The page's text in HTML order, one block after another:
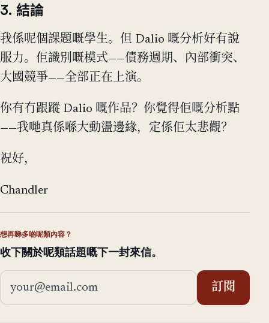
3. 結論
我係呢個課題嘅學生。但 Dalio 嘅分析好有說
服力。佢識別嘅模式——債務週期、內部衝突、
大國競爭——全部正在上演。
你有冇跟蹤 Dalio 嘅作品？你覺得佢嘅分析點
——我哋真係喺大動盪邊緣，定係佢太悲觀？
祝好，
Chandler
想再睇多啲呢類內容？
收下關於呢類話題嘅下一封來信。
電郵地址
訂閱